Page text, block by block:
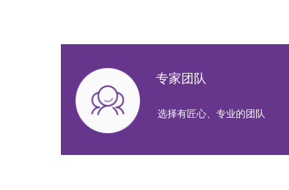
专家团队
选择有匠心、专业的团队